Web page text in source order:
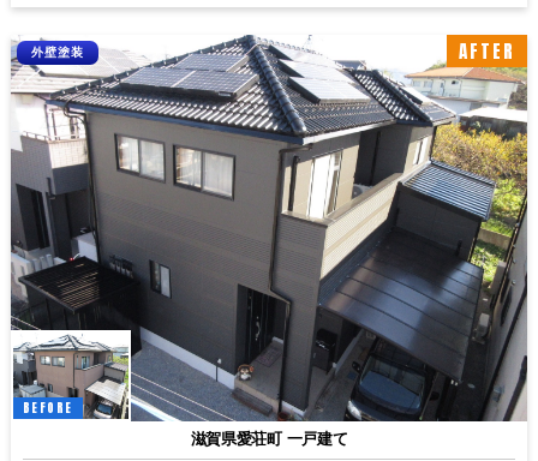
AFTER
BEFORE
外壁塗装
滋賀県愛荘町 一戸建て